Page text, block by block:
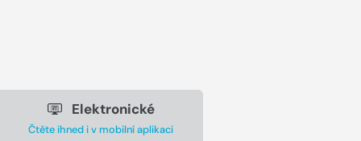
Elektronické
Čtěte ihned i v mobilní aplikaci